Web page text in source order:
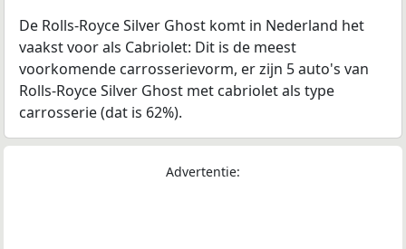
De Rolls-Royce Silver Ghost komt in Nederland het
vaakst voor als Cabriolet: Dit is de meest
voorkomende carrosserievorm, er zijn 5 auto's van
Rolls-Royce Silver Ghost met cabriolet als type
carrosserie (dat is 62%).
Advertentie: